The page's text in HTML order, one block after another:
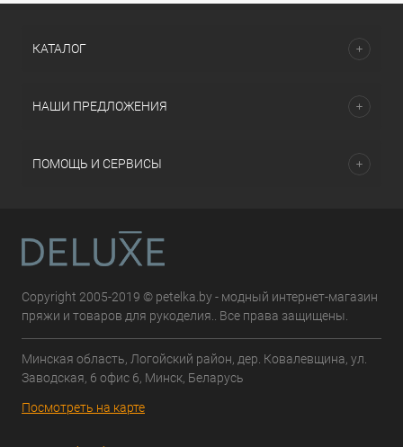
КАТАЛОГ
НАШИ ПРЕДЛОЖЕНИЯ
ПОМОЩЬ И СЕРВИСЫ
Copyright 2005-2019 © petelka.by - модный интернет-магазин
пряжи и товаров для рукоделия.. Все права защищены.
Минская область, Логойский район, дер. Ковалевщина, ул.
Заводская, 6 офис 6, Минск, Беларусь
Посмотреть на карте